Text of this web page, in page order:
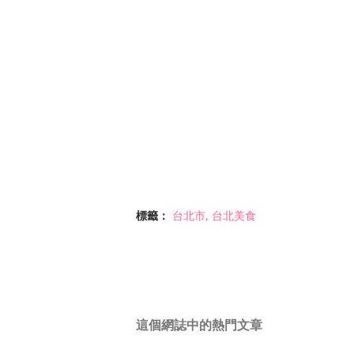
標籤： 台北市 台北美食
這個網誌中的熱門文章